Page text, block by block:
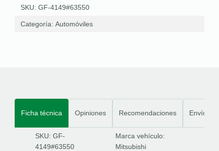
SKU: GF-4149#63550
Categoría: Automóviles
Ficha técnica Opiniones Recomendaciones Envíos
SKU: GF-
4149#63550
Marca vehículo:
Mitsubishi